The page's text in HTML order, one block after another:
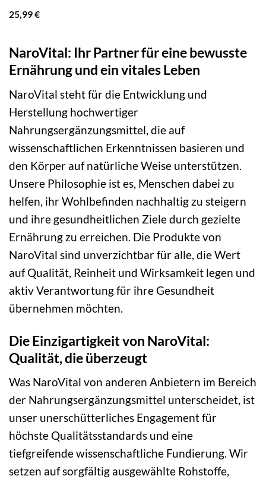
25,99€
NaroVital: Ihr Partner für eine bewusste
Ernährung und ein vitales Leben
NaroVital steht für die Entwicklung und
Herstellung hochwertiger
Nahrungsergänzungsmittel, die auf
wissenschaftlichen Erkenntnissen basieren und
den Körper auf natürliche Weise unterstützen.
Unsere Philosophie ist es, Menschen dabei zu
helfen, ihr Wohlbefinden nachhaltig zu steigern
und ihre gesundheitlichen Ziele durch gezielte
Ernährung zu erreichen. Die Produkte von
NaroVital sind unverzichtbar für alle, die Wert
auf Qualität, Reinheit und Wirksamkeit legen und
aktiv Verantwortung für ihre Gesundheit
übernehmen möchten.
Die Einzigartigkeit von NaroVital:
Qualität, die überzeugt
Was NaroVital von anderen Anbietern im Bereich
der Nahrungsergänzungsmittel unterscheidet, ist
unser unerschütterliches Engagement für
höchste Qualitätsstandards und eine
tiefgreifende wissenschaftliche Fundierung. Wir
setzen auf sorgfältig ausgewählte Rohstoffe,